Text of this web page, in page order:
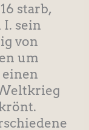
starb,
sein
von
um
einen